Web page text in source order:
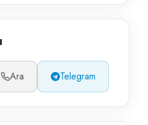
Ara Telegram